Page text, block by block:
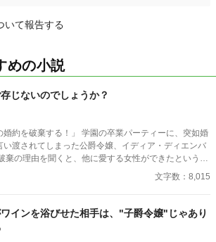
いて報告する
めの小説
じないのでしょうか？
する！」 学園の卒業パーティーに、突如婚
い渡されてしまった公爵令嬢、イディア・ディエンバ
棄の理由を聞くと、他に愛する女性ができたという。
どなたか尋ねると、第二殿下はある女性に愛の告白を
。 殿下はご存じないのでしょうか？ その方は――。
文字数：8,015
インを浴びせた相手は、"子爵令嬢"じゃあり